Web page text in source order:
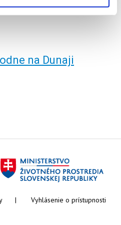
na Dunaji
Vyhlásenie o prístupnosti